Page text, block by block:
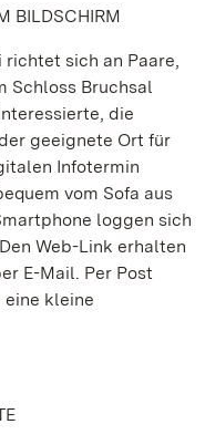
BILDSCHIRM
sich an Paare,
Schloss Bruchsal
die
geeignete Ort für
Infotermin
vom Sofa aus
loggen sich
Web-Link erhalten
E-Mail. Per Post
kleine